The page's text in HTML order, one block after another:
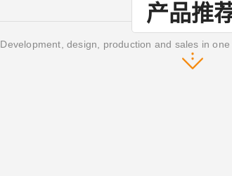
产品推
Development, design, production and sales in